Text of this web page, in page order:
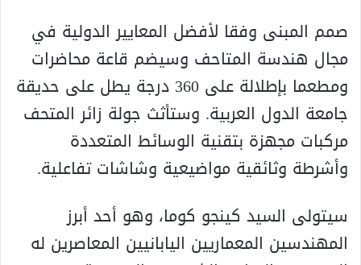
صمم المبنى وفقا لأفضل المعايير الدولية في
مجال هندسة المتاحف وسيضم قاعة محاضرات
ومطعما بإطلالة على 360 درجة يطل على حديقة
جامعة الدول العربية. وستأثث جولة زائر المتحف
مركبات مجهزة بتقنية الوسائط المتعددة
وأشرطة وثائقية مواضيعية وشاشات تفاعلية.
سيتولى السيد كينجو كوما، وهو أحد أبرز
المهندسين المعماريين اليابانيين المعاصرين له